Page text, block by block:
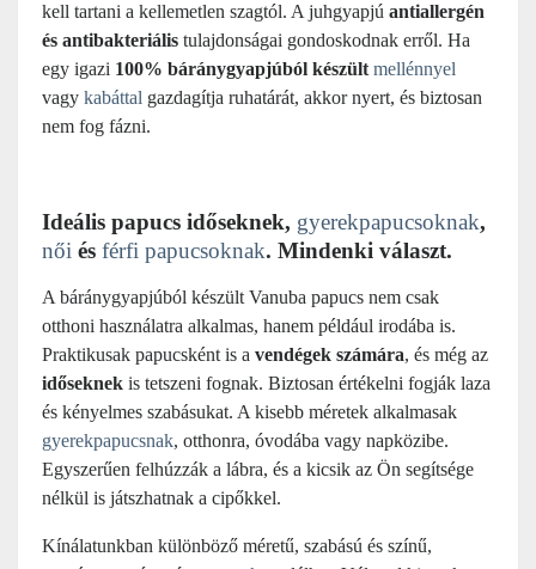
kell tartani a kellemetlen szagtól. A juhgyapjú antiallergén
és antibakteriális tulajdonságai gondoskodnak erről. Ha
egy igazi 100% báránygyapjúból készült mellénnyel
vagy kabáttal gazdagítja ruhatárát, akkor nyert, és biztosan
nem fog fázni.
Ideális papucs időseknek, gyerekpapucsoknak,
női és férfi papucsoknak. Mindenki választ.
A báránygyapjúból készült Vanuba papucs nem csak
otthoni használatra alkalmas, hanem például irodába is.
Praktikusak papucsként is a vendégek számára, és még az
időseknek is tetszeni fognak. Biztosan értékelni fogják laza
és kényelmes szabásukat. A kisebb méretek alkalmasak
gyerekpapucsnak, otthonra, óvodába vagy napközibe.
Egyszerűen felhúzzák a lábra, és a kicsik az Ön segítsége
nélkül is játszhatnak a cipőkkel.
Kínálatunkban különböző méretű, szabású és színű,